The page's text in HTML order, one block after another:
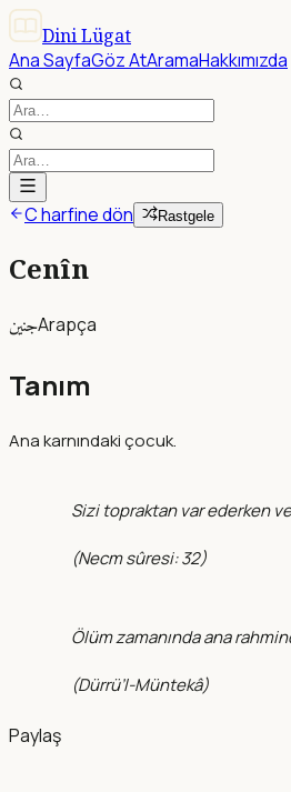
Dini Lügat
Ana SayfaGöz AtAramaHakkımızda
C harfine dön Rastgele
Cenîn
جنينArapça
Tanım
Ana karnındaki çocuk.
Sizi topraktan var ederken
(Necm sûresi: 32)
Ölüm zamanında ana
(Dürrü’l-Müntekâ)
Paylaş